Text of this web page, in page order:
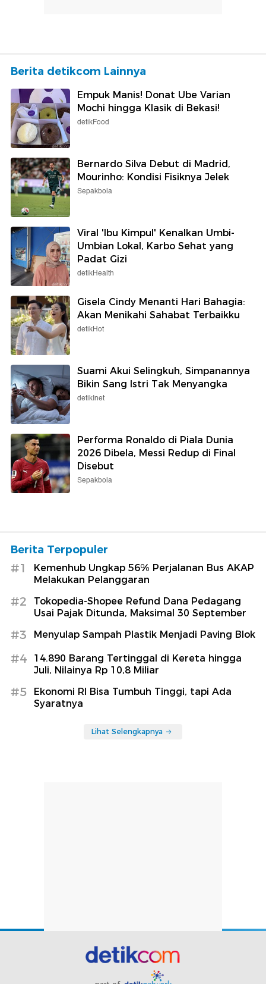
Berita detikcom Lainnya
Empuk Manis! Donat Ube Varian
Mochi hingga Klasik di Bekasi!
detikFood
Bernardo Silva Debut di Madrid,
Mourinho: Kondisi Fisiknya Jelek
Sepakbola
Viral 'Ibu Kimpul' Kenalkan Umbi-
Umbian Lokal, Karbo Sehat yang
Padat Gizi
detikHealth
Gisela Cindy Menanti Hari Bahagia:
Akan Menikahi Sahabat Terbaikku
detikHot
Suami Akui Selingkuh, Simpanannya
Bikin Sang Istri Tak Menyangka
detikInet
Performa Ronaldo di Piala Dunia
2026 Dibela, Messi Redup di Final
Disebut
Sepakbola
Berita Terpopuler
#1
Kemenhub Ungkap 56% Perjalanan Bus AKAP
Melakukan Pelanggaran
#2
Tokopedia-Shopee Refund Dana Pedagang
Usai Pajak Ditunda, Maksimal 30 September
#3 Menyulap Sampah Plastik Menjadi Paving Blok
#4
14.890 Barang Tertinggal di Kereta hingga
Juli, Nilainya Rp 10,8 Miliar
#5
Ekonomi RI Bisa Tumbuh Tinggi, tapi Ada
Syaratnya
Lihat Selengkapnya